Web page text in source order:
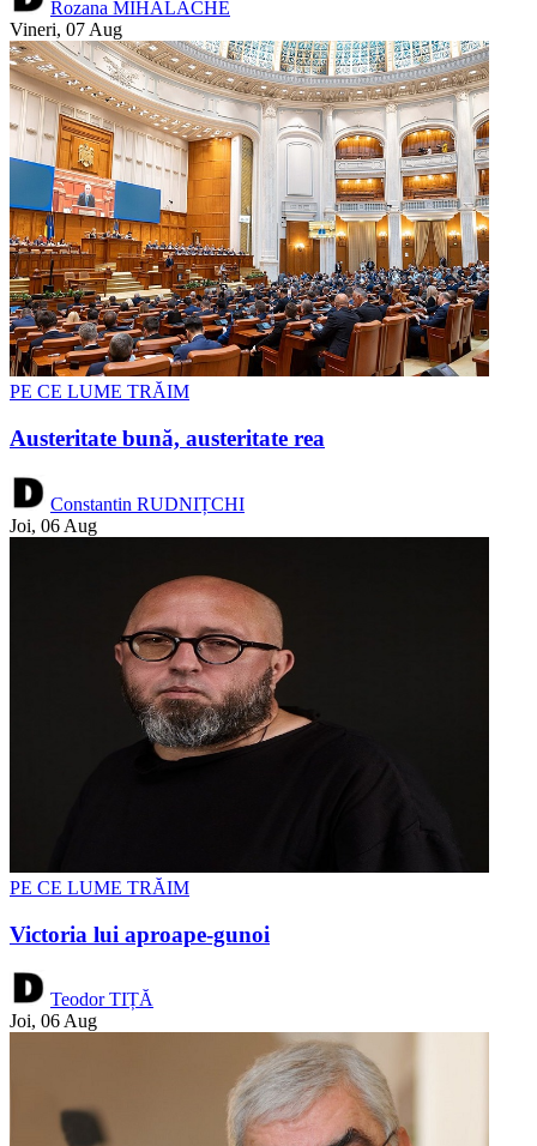
Rozana MIHALACHE
Vineri, 07 Aug
PE CE LUME TRĂIM
Austeritate bună, austeritate rea
Constantin RUDNIȚCHI
Joi, 06 Aug
PE CE LUME TRĂIM
Victoria lui aproape-gunoi
Teodor TIȚĂ
Joi, 06 Aug